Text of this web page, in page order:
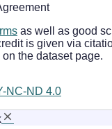
as well as good
is given via
the dataset page.
NC-ND 4.0